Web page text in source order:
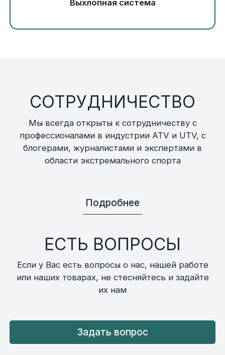
Выхлопная система
СОТРУДНИЧЕСТВО
Мы всегда открыты к сотрудничеству с
профессионалами в индустрии ATV и UTV, с
блогерами, журналистами и экспертами в
области экстремального спорта
Подробнее
ЕСТЬ ВОПРОСЫ
Если у Вас есть вопросы о нас, нашей работе
или наших товарах, не стесняйтесь и задайте
их нам
Задать вопрос